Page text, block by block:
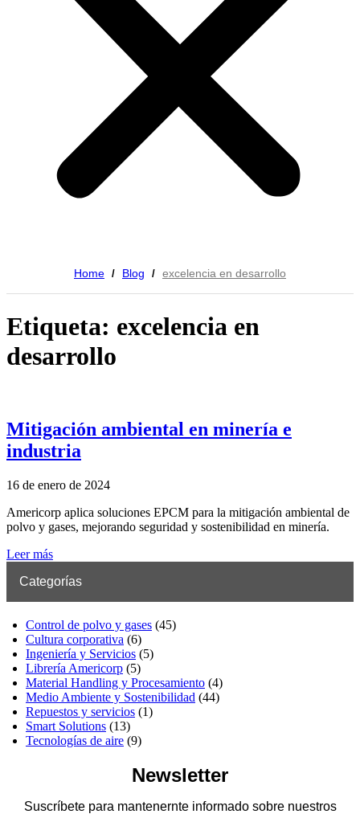
Home / Blog / excelencia en desarrollo
Etiqueta: excelencia en
desarrollo
Mitigación ambiental en minería e
industria
16 de enero de 2024
Americorp aplica soluciones EPCM para la mitigación ambiental de
polvo y gases, mejorando seguridad y sostenibilidad en minería.
Leer más
Categorías
Control de polvo y gases (45)
Cultura corporativa (6)
Ingeniería y Servicios (5)
Librería Americorp (5)
Material Handling y Procesamiento (4)
Medio Ambiente y Sostenibilidad (44)
Repuestos y servicios (1)
Smart Solutions (13)
Tecnologías de aire (9)
Newsletter
Suscríbete para mantenernte informado sobre nuestros